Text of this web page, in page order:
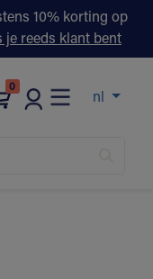
10% korting op
je reeds klant bent
0
nl